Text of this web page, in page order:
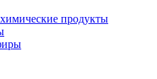
продукты